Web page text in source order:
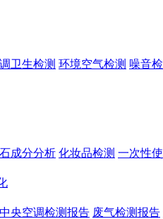
卫生检测 环境空气检测 噪音
成分分析 化妆品检测 一次性
中央空调检测报告 废气检测报告